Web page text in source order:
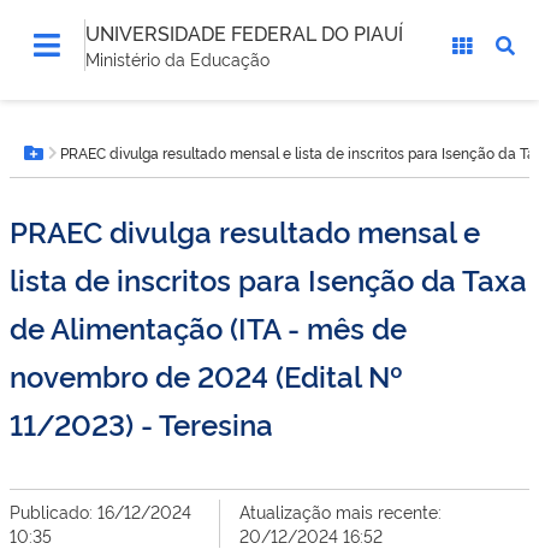
UNIVERSIDADE FEDERAL DO PIAUÍ
Ministério da Educação
está
aqui:Botão Menu
PRAEC divulga resultado mensal e lista de inscritos para Isenção da
PRAEC divulga resultado mensal e
lista de inscritos para Isenção da Taxa
de Alimentação (ITA - mês de
novembro de 2024 (Edital Nº
11/2023) - Teresina
Publicado: 16/12/2024
10:35
Atualização mais recente:
20/12/2024 16:52